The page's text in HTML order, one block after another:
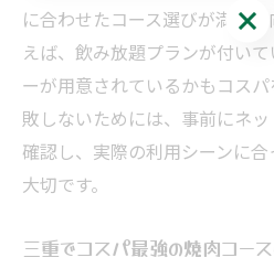
に合わせたコース選びが満足
えば、飲み放題プランが付い
ーが用意されているかもコス
敗しないためには、事前にネ
確認し、実際の利用シーンに
大切です。
三重でコスパ最強の焼肉コー
ご来店お待ちし